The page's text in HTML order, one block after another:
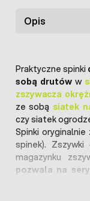
Opis
Praktyczne spinki
sobą drutóww
zszywacza
ze sobą siatek
czy siatek
Spinki
spinek).
magazynku
pozwala na
owalny kształt i